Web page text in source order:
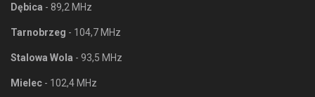
Dębica - 89,2 MHz
Tarnobrzeg - 104,7 MHz
Stalowa Wola - 93,5 MHz
Mielec - 102,4 MHz